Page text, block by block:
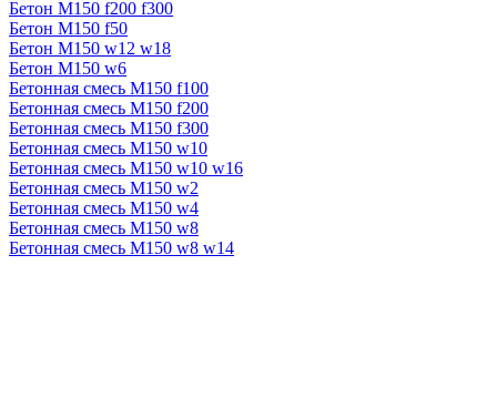
Бетон М150 f200 f300
Бетон М150 f50
Бетон М150 w12 w18
Бетон М150 w6
Бетонная смесь М150 f100
Бетонная смесь М150 f200
Бетонная смесь М150 f300
Бетонная смесь М150 w10
Бетонная смесь М150 w10 w16
Бетонная смесь М150 w2
Бетонная смесь М150 w4
Бетонная смесь М150 w8
Бетонная смесь М150 w8 w14